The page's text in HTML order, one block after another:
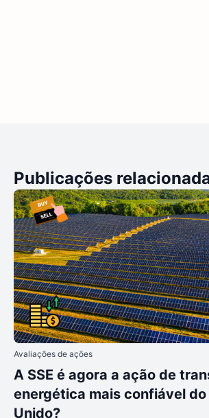
Publicações
Avaliações de ações
A SSE é agora a ação de
energética mais confiável do
Unido?